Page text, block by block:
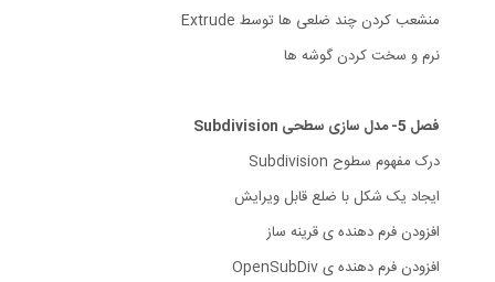
منشعب کردن چند ضلعی ها توسط Extrude
نرم و سخت کردن گوشه ها
فصل 5- مدل سازی سطحی Subdivision
درک مفهوم سطوح Subdivision
ایجاد یک شکل با ضلع قابل ویرایش
افزودن فرم دهنده ی قرینه ساز
افزودن فرم دهنده ی OpenSubDiv